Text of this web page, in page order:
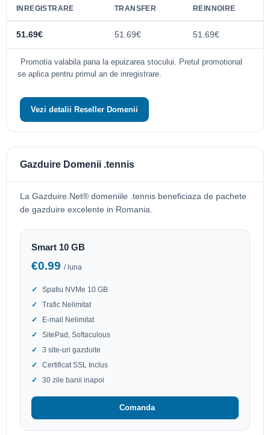
INREGISTRARE TRANSFER REINNOIRE
51.69€ 51.69€ 51.69€
Promotia valabila pana la epuizarea stocului. Pretul promotional
se aplica pentru primul an de inregistrare.
Vezi detalii Reseller Domenii
Gazduire Domenii .tennis
La Gazduire.Net® domeniile .tennis beneficiaza de pachete
de gazduire excelente in Romania.
Smart 10 GB
€0.99 / luna
Spatiu NVMe 10 GB
Trafic Nelimitat
E-mail Nelimitat
SitePad, Softaculous
3 site-uri gazduite
Certificat SSL Inclus
30 zile banii inapoi
Comanda